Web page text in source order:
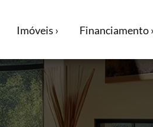
Imóveis › Financiamento ›